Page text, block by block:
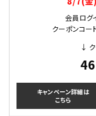
会員ログ
クーポンコー
↓
キャンペーン詳細は
こちら